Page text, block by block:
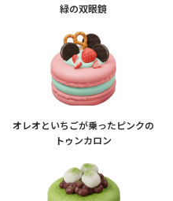
緑の双眼鏡
オレオといちごが乗ったピンクの
トゥンカロン